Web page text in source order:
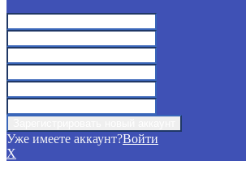
Уже имеете аккаунт?Войти
X